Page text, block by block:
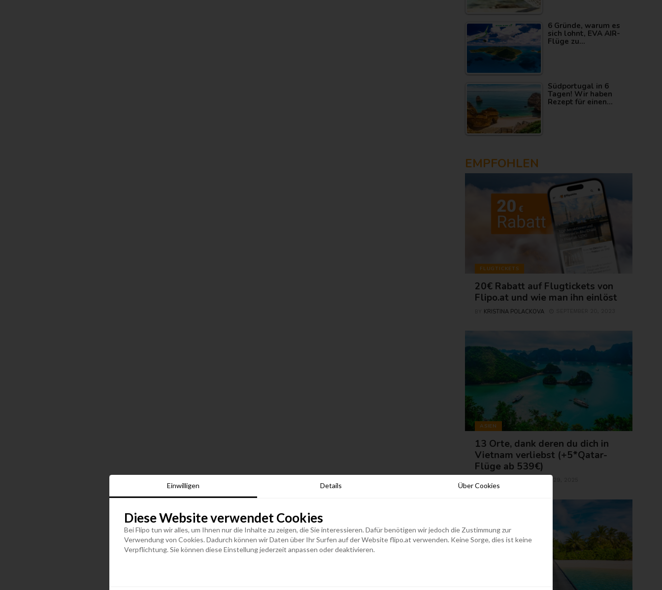
6 Gründe, warum es
sich lohnt, EVA AIR-
Flüge zu…
Südportugal in 6
Tagen! Wir haben
Rezept für einen…
EMPFOHLEN
FLUGTICKETS
20€ Rabatt auf Flugtickets von
Flipo.at und wie man ihn einlöst
KRISTINA POLACKOVA
ASIEN
13 Orte, dank deren du dich in
Vietnam verliebst (+5*Qatar-
Flüge ab 539€)
Einwilligen Details Über Cookies
Diese Website verwendet Cookies
Bei Flipo tun wir alles, um Ihnen nur die Inhalte zu zeigen, die Sie interessieren. Dafür benötigen wir jedoch die Zustimmung zur
Verwendung von Cookies. Dadurch können wir Daten über Ihr Surfen auf der Website flipo.at verwenden. Keine Sorge, dies ist keine
Verpflichtung. Sie können diese Einstellung jederzeit anpassen oder deaktivieren.